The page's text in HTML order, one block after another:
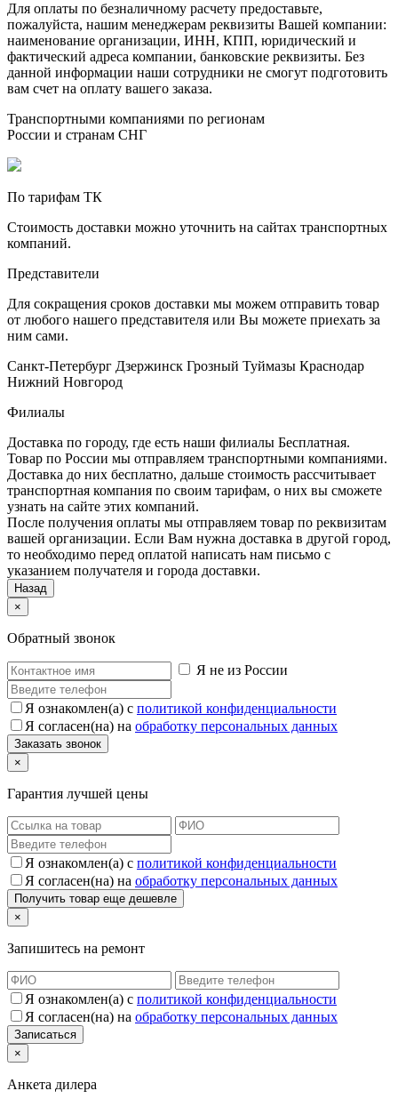
Для оплаты по безналичному расчету предоставьте,
пожалуйста, нашим менеджерам реквизиты Вашей компании:
наименование организации, ИНН, КПП, юридический и
фактический адреса компании, банковские реквизиты. Без
данной информации наши сотрудники не смогут подготовить
вам счет на оплату вашего заказа.
Транспортными компаниями по регионам
России и странам СНГ
По тарифам ТК
Стоимость доставки можно уточнить на сайтах транспортных
компаний.
Представители
Для сокращения сроков доставки мы можем отправить товар
от любого нашего представителя или Вы можете приехать за
ним сами.
Санкт-Петербург Дзержинск Грозный Туймазы Краснодар
Нижний Новгород
Филиалы
Доставка по городу, где есть наши филиалы Бесплатная.
Товар по России мы отправляем транспортными компаниями.
Доставка до них бесплатно, дальше стоимость рассчитывает
транспортная компания по своим тарифам, о них вы сможете
узнать на сайте этих компаний.
После получения оплаты мы отправляем товар по реквизитам
вашей организации. Если Вам нужна доставка в другой город,
то необходимо перед оплатой написать нам письмо с
указанием получателя и города доставки.
Назад
×
Обратный звонок
Я не из России
Я ознакомлен(а) с политикой конфиденциальности
Я согласен(на) на обработку персональных данных
×
Гарантия лучшей цены
Я ознакомлен(а) с политикой конфиденциальности
Я согласен(на) на обработку персональных данных
×
Запишитесь на ремонт
Я ознакомлен(а) с политикой конфиденциальности
Я согласен(на) на обработку персональных данных
×
Анкета дилера